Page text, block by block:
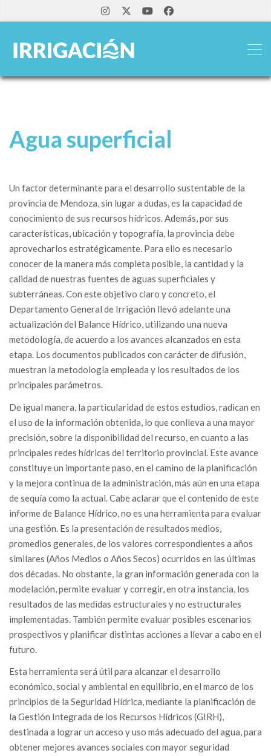
Agua superficial
Un factor determinante para el desarrollo sustentable de la
provincia de Mendoza, sin lugar a dudas, es la capacidad de
conocimiento de sus recursos hídricos. Además, por sus
características, ubicación y topografía, la provincia debe
aprovecharlos estratégicamente. Para ello es necesario
conocer de la manera más completa posible, la cantidad y la
calidad de nuestras fuentes de aguas superficiales y
subterráneas. Con este objetivo claro y concreto, el
Departamento General de Irrigación llevó adelante una
actualización del Balance Hídrico, utilizando una nueva
metodología, de acuerdo a los avances alcanzados en esta
etapa. Los documentos publicados con carácter de difusión,
muestran la metodología empleada y los resultados de los
principales parámetros.
De igual manera, la particularidad de estos estudios, radican en
el uso de la información obtenida, lo que conlleva a una mayor
precisión, sobre la disponibilidad del recurso, en cuanto a las
principales redes hídricas del territorio provincial. Este avance
constituye un importante paso, en el camino de la planificación
y la mejora continua de la administración, más aún en una etapa
de sequía como la actual. Cabe aclarar que el contenido de este
informe de Balance Hídrico, no es una herramienta para evaluar
una gestión. Es la presentación de resultados medios,
promedios generales, de los valores correspondientes a años
similares (Años Medios o Años Secos) ocurridos en las últimas
dos décadas. No obstante, la gran información generada con la
modelación, permite evaluar y corregir, en otra instancia, los
resultados de las medidas estructurales y no estructurales
implementadas. También permite evaluar posibles escenarios
prospectivos y planificar distintas acciones a llevar a cabo en el
futuro.
Esta herramienta será útil para alcanzar el desarrollo
económico, social y ambiental en equilibrio, en el marco de los
principios de la Seguridad Hídrica, mediante la planificación de
la Gestión Integrada de los Recursos Hídricos (GIRH),
destinada a lograr un acceso y uso más adecuado del agua, para
obtener mejores avances sociales con mayor seguridad